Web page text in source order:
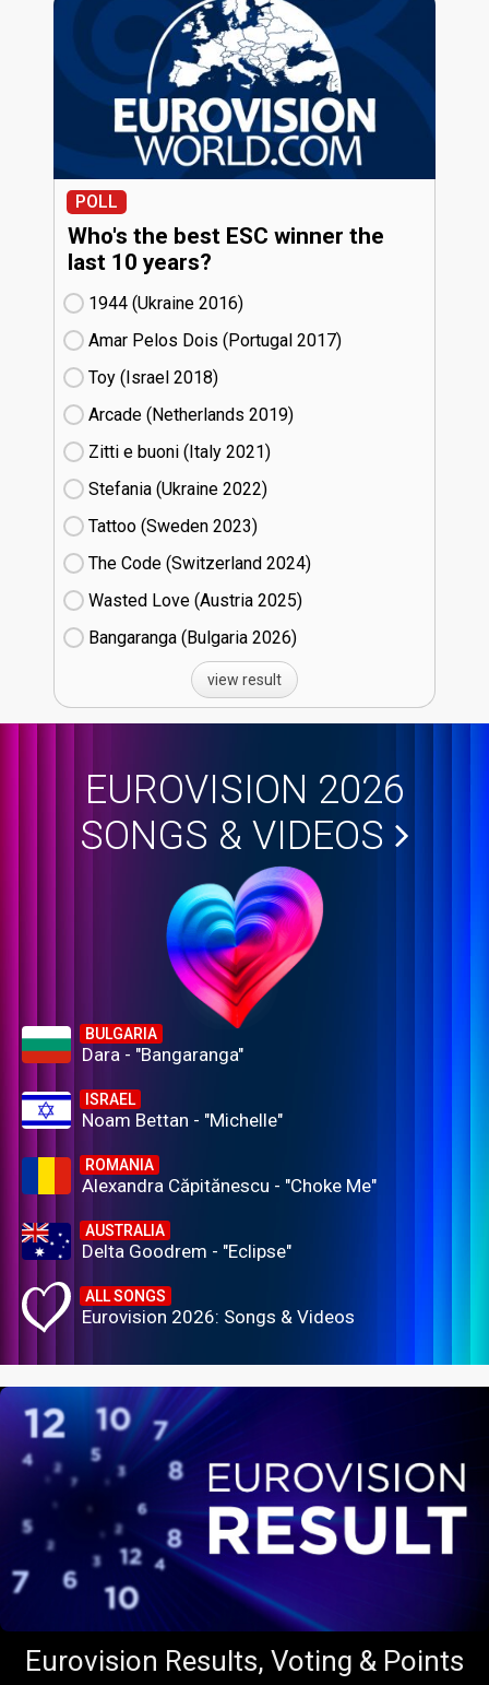
POLL
Who's the best ESC winner the
last 10 years?
1944 (Ukraine
16)
Amar Pelos Dois (Portugal
17)
Toy (Israel
18)
Arcade (Netherlands
19)
Zitti e buoni​ (Italy
21)
Stefania (Ukraine
22)
Tattoo (Sweden
23)
The Code (Switzerland
24)
Wasted Love (Austria
25)
Bangaranga (Bulgaria
26)
view result
EUROVISION 2026
SONGS & VIDEOS
BULGARIA
Dara - "Bangaranga"
ISRAEL
Noam Bettan - "Michelle"
ROMANIA
Alexandra Căpitănescu - "Choke Me"
AUSTRALIA
Delta Goodrem - "Eclipse"
ALL SONGS
Eurovision 2026: Songs & Videos
Eurovision Results, Voting & Points